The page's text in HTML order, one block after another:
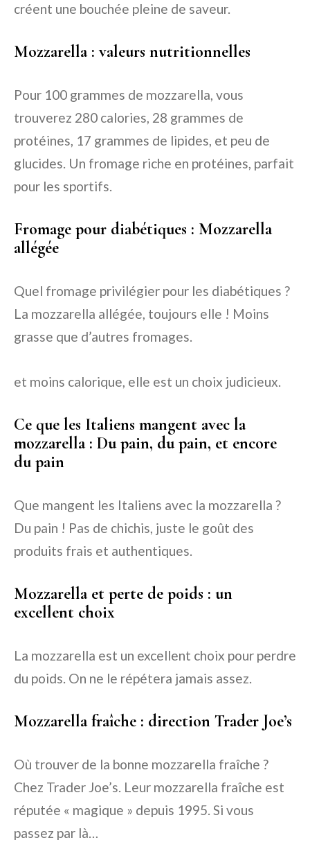
créent une bouchée pleine de saveur.
Mozzarella : valeurs nutritionnelles
Pour 100 grammes de mozzarella, vous
trouverez 280 calories, 28 grammes de
protéines, 17 grammes de lipides, et peu de
glucides. Un fromage riche en protéines, parfait
pour les sportifs.
Fromage pour diabétiques : Mozzarella
allégée
Quel fromage privilégier pour les diabétiques ?
La mozzarella allégée, toujours elle ! Moins
grasse que d’autres fromages.
et moins calorique, elle est un choix judicieux.
Ce que les Italiens mangent avec la
mozzarella : Du pain, du pain, et encore
du pain
Que mangent les Italiens avec la mozzarella ?
Du pain ! Pas de chichis, juste le goût des
produits frais et authentiques.
Mozzarella et perte de poids : un
excellent choix
La mozzarella est un excellent choix pour perdre
du poids. On ne le répétera jamais assez.
Mozzarella fraîche : direction Trader Joe’s
Où trouver de la bonne mozzarella fraîche ?
Chez Trader Joe’s. Leur mozzarella fraîche est
réputée « magique » depuis 1995. Si vous
passez par là…